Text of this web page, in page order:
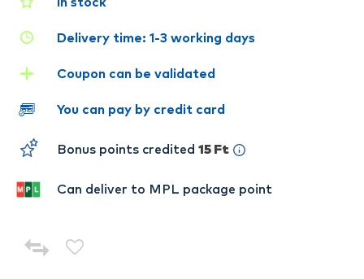
Delivery time: 1-3 working days
Coupon can be validated
You can pay by credit card
Bonus points credited 15 Ft
Can deliver to MPL package point